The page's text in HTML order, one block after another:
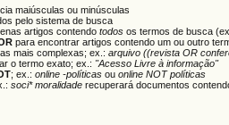
maiúsculas ou minúsculas
pelo sistema de busca
artigos contendotodos os termos de busca
para encontrar artigos contendo um ou outro
mais complexas; ex.:arquivo ((revista OR
o termo exato; ex.: "Acesso Livre à informação"
; ex.:online -políticas ouonline NOT políticas
soci* moralidade recuperará documentos